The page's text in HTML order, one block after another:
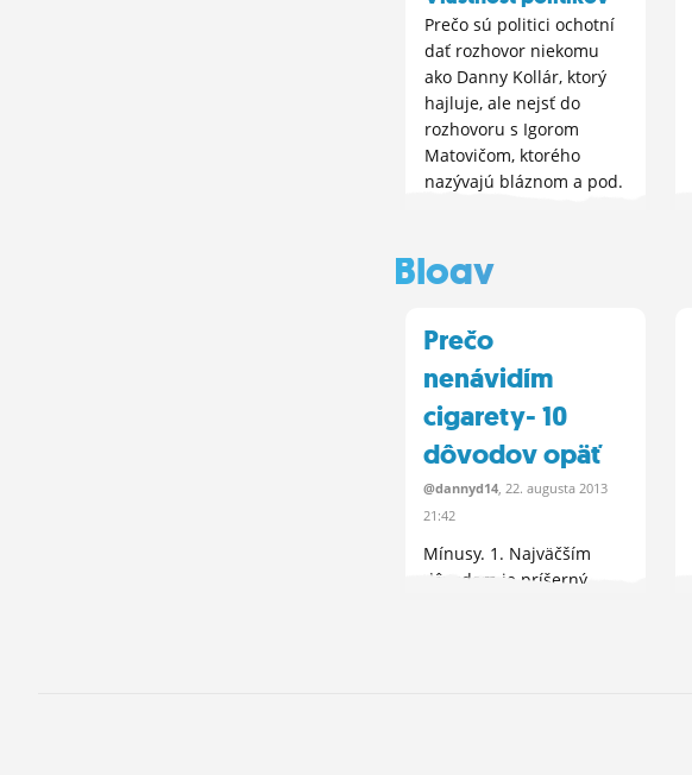
Prečo sú politici ochotní
dať rozhovor niekomu
ako Danny Kollár, ktorý
hajluje, ale nejsť do
rozhovoru s Igorom
Matovičom, ktorého
nazývajú bláznom a pod.
Blogy
Prečo
nenávidím
cigarety- 10
dôvodov opäť
@dannyd14 , 22.augusta 2013
21:42
Mínusy. 1. Najväčším
dôvodom je príšerný